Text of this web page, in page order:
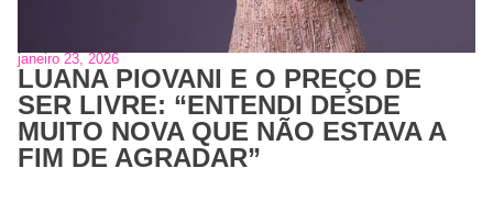
janeiro 23, 2026
LUANA PIOVANI E O PREÇO DE
SER LIVRE: “ENTENDI DESDE
MUITO NOVA QUE NÃO ESTAVA A
FIM DE AGRADAR”